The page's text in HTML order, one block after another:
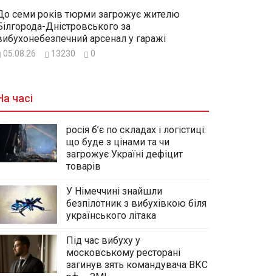
семи років тюрми загрожує жителю
Дністровського за
арсенал у гаражі
05.08.26 13230 0
часі
росія б’є по складах і логістиці:
що буде з цінами та чи
загрожує Україні дефіцит
товарів
У Німеччині знайшли
безпілотник з вибухівкою біля
українського літака
Під час вибуху у
московському ресторані
загинув зять командувача ВКС